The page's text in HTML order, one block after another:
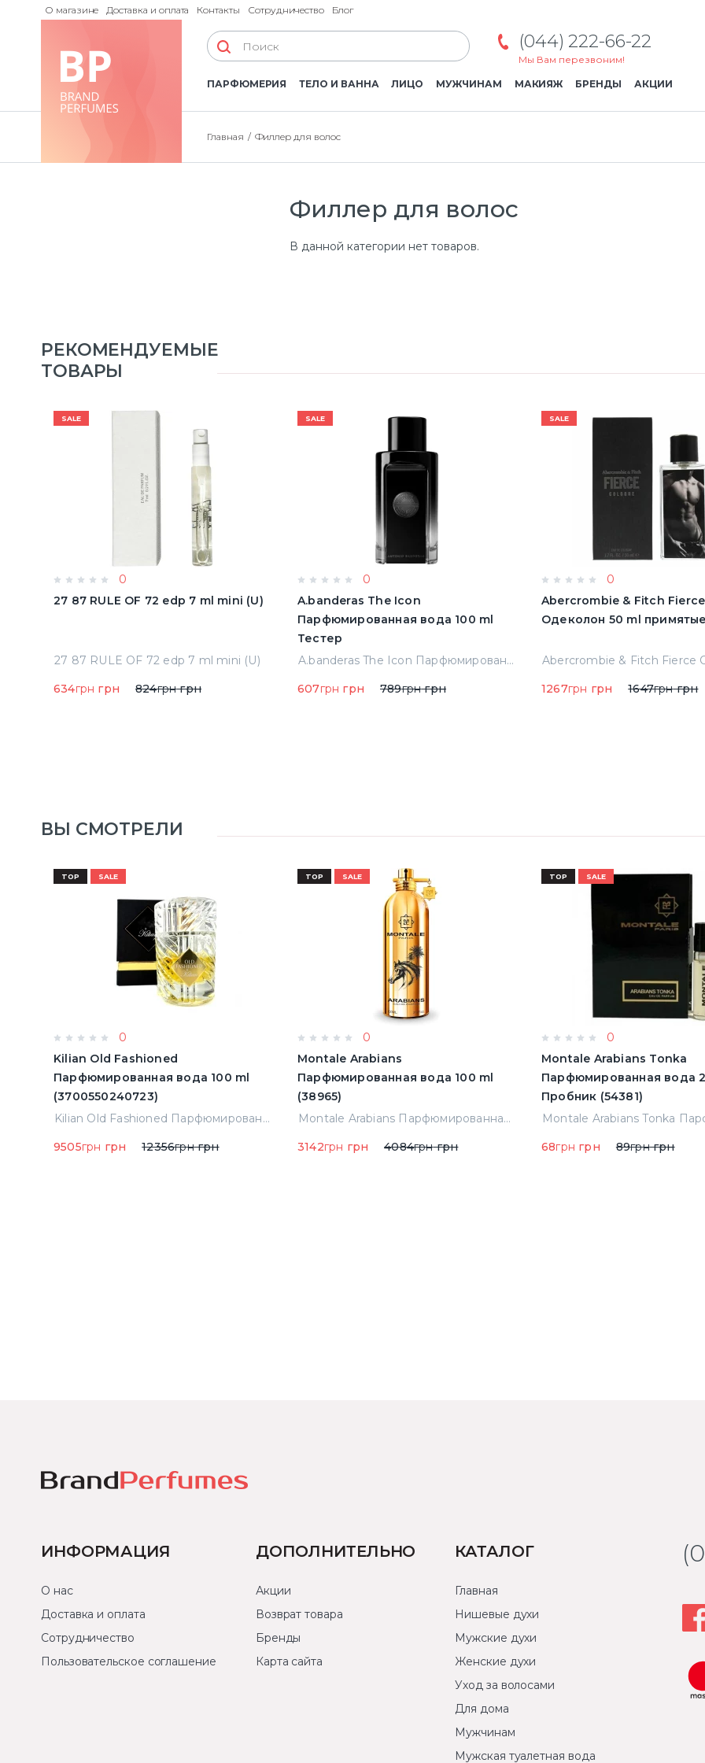
О магазине Доставка и оплата Контакты Сотрудничество Блог
(044) 222-66-22
Мы Вам перезвоним!
ПАРФЮМЕРИЯ ТЕЛО И ВАННА ЛИЦО МУЖЧИНАМ МАКИЯЖ БРЕНДЫ АКЦИИ
Главная Филлер для волос
Филлер для волос
В данной категории нет товаров.
РЕКОМЕНДУЕМЫЕ
ТОВАРЫ
SALE
0
27 87 RULE OF 72 edp 7 ml mini (U)
27 87 RULE OF 72 edp 7 ml mini (U)
634грн грн 824грнгрн
SALE
0
A.banderas The Icon
Парфюмированная вода 100 ml
Тестер
A.banderas The Icon Парфюмированная вода 100 ml Тестер
607грн грн 789грнгрн
SALE
0
Abercrombie & Fitch Fierce
Одеколон 50 ml
1267грн грн 1647грнгрн
ВЫ СМОТРЕЛИ
TOP SALE
0
Kilian Old Fashioned
Парфюмированная вода 100 ml
(3700550240723)
Kilian Old Fashioned Парфюмированная вода 100 ml (3700550240723)
9505грн грн 12356грнгрн
TOP SALE
0
Montale Arabians
Парфюмированная вода 100 ml
(38965)
Montale Arabians Парфюмированная вода 100 ml (38965)
3142грн грн 4084грнгрн
TOP SALE
0
Montale Arabians Tonka
Парфюмированная вода
Пробник (54381)
68грн грн 89грнгрн
ИНФОРМАЦИЯ
О нас
Доставка и оплата
Сотрудничество
Пользовательское соглашение
ДОПОЛНИТЕЛЬНО
Акции
Возврат товара
Бренды
Карта сайта
КАТАЛОГ
Главная
Нишевые духи
Мужские духи
Женские духи
Уход за волосами
Для дома
Мужчинам
Мужская туалетная вода